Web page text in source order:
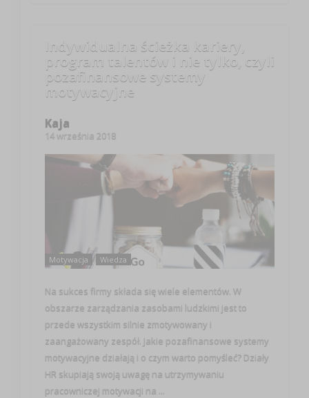
Indywidualna ścieżka kariery,
program talentów i nie tylko, czyli
pozafinansowe systemy
motywacyjne
Kaja
14 września 2018
Motywacja Wiedza
Na sukces firmy składa się wiele elementów. W
obszarze zarządzania zasobami ludzkimi jest to
przede wszystkim silnie zmotywowany i
zaangażowany zespół. Jakie pozafinansowe systemy
motywacyjne działają i o czym warto pomyśleć? Działy
HR skupiają swoją uwagę na utrzymywaniu
pracowniczej motywacji na ...